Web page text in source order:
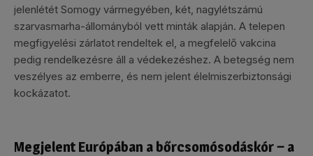
jelenlétét Somogy vármegyében, két, nagylétszámú
szarvasmarha-állományból vett minták alapján. A telepen
megfigyelési zárlatot rendeltek el, a megfelelő vakcina
pedig rendelkezésre áll a védekezéshez. A betegség nem
veszélyes az emberre, és nem jelent élelmiszerbiztonsági
kockázatot.
Megjelent Európában a bőrcsomósodáskór ‒ a